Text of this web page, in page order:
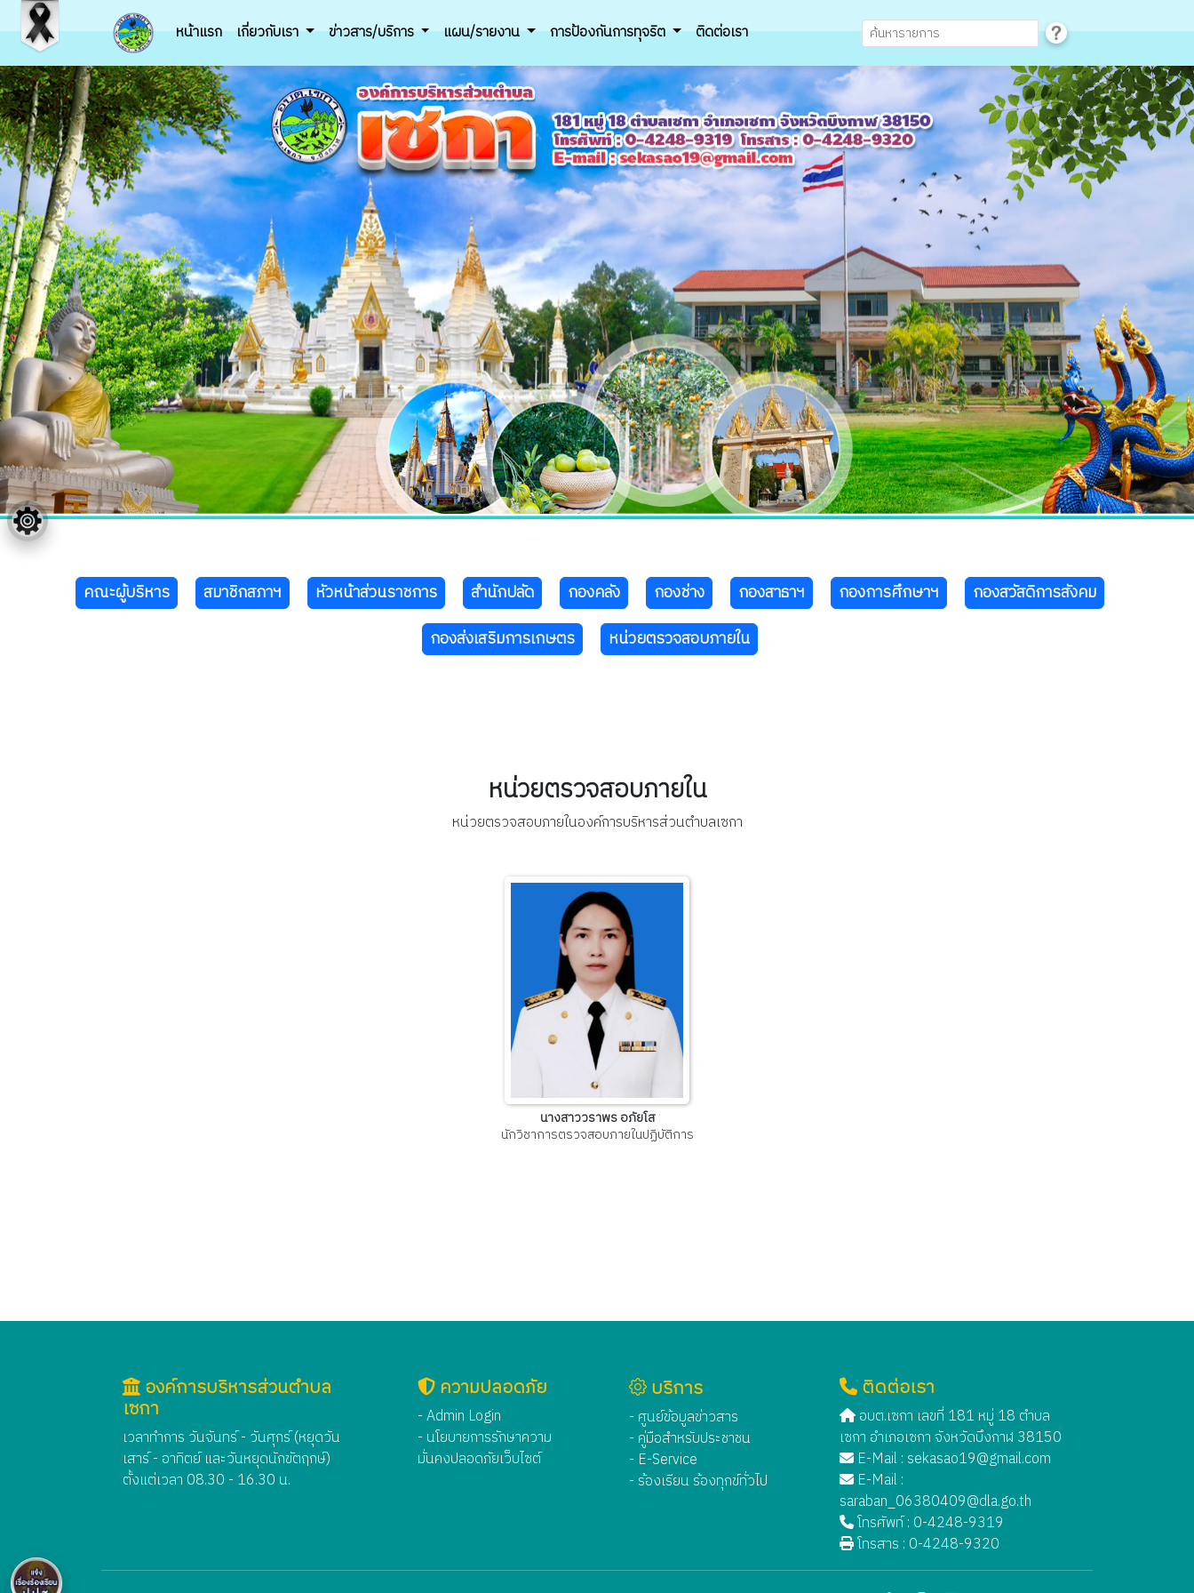
หน้าแรก เกี่ยวกับเรา ข่าวสาร/บริการ แผน/รายงาน การป้องกันการทุจริต ติดต่อเรา
คณะผู้บริหาร สมาชิกสภาฯ หัวหน้าส่วนราชการ สำนักปลัด กองคลัง กองช่าง กองสาธาฯ กองการศึกษาฯ
กองสวัสดิการสังคม
กองส่งเสริมการเกษตร
หน่วยตรวจสอบภายใน
หน่วยตรวจสอบภายใน
หน่วยตรวจสอบภายในองค์การบริหารส่วนตำบลเซกา
นางสาววราพร อภัยโส
นักวิชาการตรวจสอบภายในปฏิบัติการ
องค์การบริหารส่วนตำบล
เซกา
เวลาทำการ วันจันทร์ - วันศุกร์ (หยุดวัน
เสาร์ - อาทิตย์ และวันหยุดนักขัตฤกษ์)
ตั้งแต่เวลา 08.30 - 16.30 น.
ความปลอดภัย
- Admin Login
- นโยบายการรักษาความ
มั่นคงปลอดภัยเว็บไซต์
บริการ
- ศูนย์ข้อมูลข่าวสาร
- คู่มือสำหรับประชาชน
- E-Service
- ร้องเรียน ร้องทุกข์ทั่วไป
ติดต่อเรา
อบต.เซกา เลขที่ 181 หมู่ 18 ตำบล
เซกา อำเภอเซกา จังหวัดบึงกาฬ 38150
E-Mail : sekasao19@gmail.com
E-Mail :
saraban_06380409@dla.go.th
โทรศัพท์ : 0-4248-9319
โทรสาร : 0-4248-9320